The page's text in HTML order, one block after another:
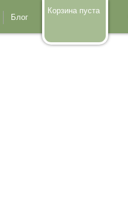
Корзина пуста
Блог